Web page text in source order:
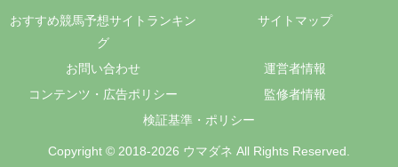
おすすめ競馬予想サイトランキン
グ
サイトマップ
お問い合わせ
運営者情報
コンテンツ・広告ポリシー
監修者情報
検証基準・ポリシー
Copyright © 2018-2026 ウマダネ All Rights Reserved.